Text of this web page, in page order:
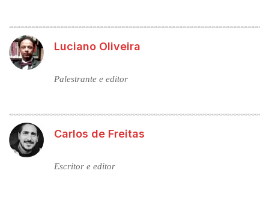
Luciano Oliveira
Palestrante e editor
Carlos de Freitas
Escritor e editor